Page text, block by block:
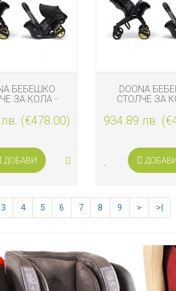
БЕБЕШКО
ЗА КОЛА -
BLACK
(€478.00)
ДОБАВИ
DOONA
СТОЛЧЕ ЗА
SAHARA
934.89 лв.
ДОБАВИ
3 4 5 6 7 8 9 > >|